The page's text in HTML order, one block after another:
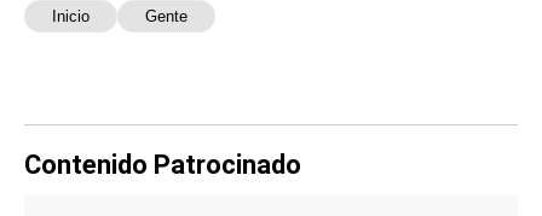
Inicio Gente
Contenido Patrocinado